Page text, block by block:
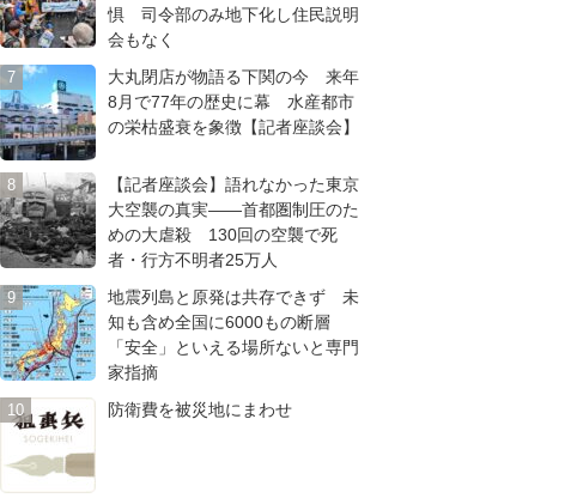
惧 司令部のみ地下化し住民説明
会もなく
大丸閉店が物語る下関の今 来年
8月で77年の歴史に幕 水産都市
の栄枯盛衰を象徴【記者座談会】
【記者座談会】語れなかった東京
大空襲の真実――首都圏制圧のた
めの大虐殺 130回の空襲で死
者・行方不明者25万人
地震列島と原発は共存できず 未
知も含め全国に6000もの断層
「安全」といえる場所ないと専門
家指摘
防衛費を被災地にまわせ